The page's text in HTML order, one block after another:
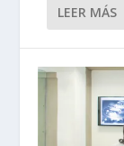
LEER MÁS